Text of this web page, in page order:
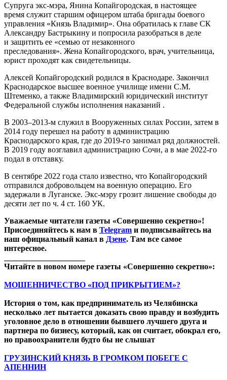
Супруга экс-мэра, Янина Копайгородская, в настоящее
время служит старшим офицером штаба бригады боевого
управления «Князь Владимир». Она обратилась к главе СК
Александру Бастрыкину и попросила разобраться в деле
и защитить ее «семью от незаконного
преследования». Жена Копайгородского, врач, учительница,
юрист проходят как свидетельницы.
Алексей Копайгородский родился в Краснодаре. Закончил
Краснодарское высшее военное училище имени С.М.
Штеменко, а также Владимирский юридический институт
Федеральной службы исполнения наказаний .
В 2003–2013-м служил в Вооруженных силах России, затем в
2014 году перешел на работу в администрацию
Краснодарского края, где до 2019-го занимал ряд должностей.
В 2019 году возглавил администрацию Сочи, а в мае 2022-го
подал в отставку.
В сентябре 2022 года стало известно, что Копайгородский
отправился добровольцем на военную операцию. Его
задержали в Луганске. Экс-мэру грозит лишение свободы до
десяти лет по ч. 4 ст. 160 УК.
Уважаемые читатели газеты «Совершенно секретно»!
Присоединяйтесь к нам в Telegram и подписывайтесь на
наш официальный канал в Дзене. Там все самое
интересное.
Читайте в новом номере газеты «Совершенно секретно»:
МОШЕННИЧЕСТВО «ПОД ПРИКРЫТИЕМ»?
История о том, как предприниматель из Челябинска
несколько лет пытается доказать свою правду и возбудить
уголовное дело в отношении бывшего лучшего друга и
партнера по бизнесу, который, как он считает, обокрал его,
но правоохранители будто бы не слышат
ГРУЗИНСКИЙ КНЯЗЬ В ГРОМКОМ ПОБЕГЕ С
АПЕННИН